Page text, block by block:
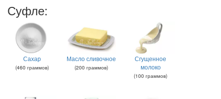
Суфле:
Сахар
(460 граммов)
Масло сливочное
(200 граммов)
Сгущенное
молоко
(100 граммов)